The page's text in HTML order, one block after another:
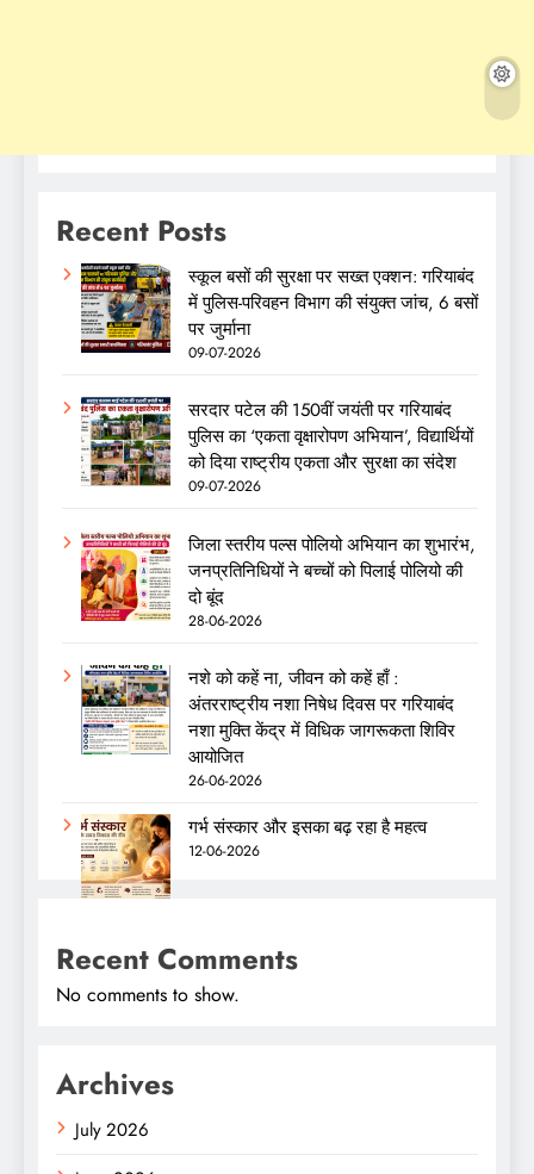
Recent Posts
स्कूल बसों की सुरक्षा पर सख्त एक्शन: गरियाबंद
में पुलिस-परिवहन विभाग की संयुक्त जांच, 6 बसों
पर जुर्माना
09-07-2026
सरदार पटेल की 150वीं जयंती पर गरियाबंद
पुलिस का ‘एकता वृक्षारोपण अभियान’, विद्यार्थियों
को दिया राष्ट्रीय एकता और सुरक्षा का संदेश
09-07-2026
जिला स्तरीय पल्स पोलियो अभियान का शुभारंभ,
जनप्रतिनिधियों ने बच्चों को पिलाई पोलियो की
दो बूंद
28-06-2026
नशे को कहें ना, जीवन को कहें हाँ :
अंतरराष्ट्रीय नशा निषेध दिवस पर गरियाबंद
नशा मुक्ति केंद्र में विधिक जागरूकता शिविर
आयोजित
26-06-2026
गर्भ संस्कार और इसका बढ़ रहा है महत्व
12-06-2026
Recent Comments
No comments to show.
Archives
July 2026